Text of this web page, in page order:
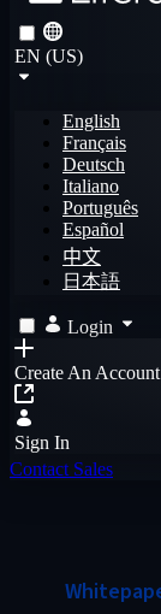
EN (US)
English
Français
Deutsch
Italiano
Português
Español
中文
日本語
Login
Create An Account
Sign In
Contact Sales